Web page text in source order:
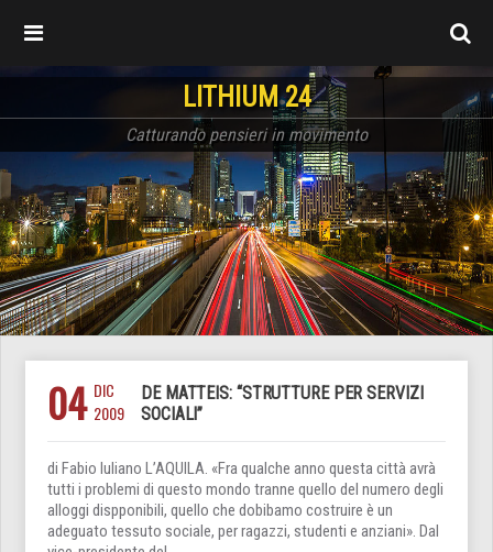
LITHIUM 24
Catturando pensieri in movimento
04 DIC
2009
DE MATTEIS: “STRUTTURE PER SERVIZI
SOCIALI”
di Fabio Iuliano L’AQUILA. «Fra qualche anno questa città avrà
tutti i problemi di questo mondo tranne quello del numero degli
alloggi dispponibili, quello che dobibamo costruire è un
adeguato tessuto sociale, per ragazzi, studenti e anziani». Dal